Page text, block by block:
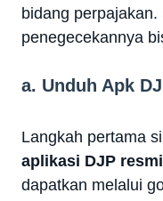
bidang
penegecekannya
a. Unduh Apk
Langkah pertama
aplikasi DJP resmi
dapatkan melalui